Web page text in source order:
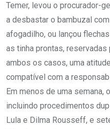
Temer, levou o procurador-
a desbastar o bambuzal
afogadilho, ou lançou
as tinha prontas, reservadas
ambos os casos, uma
compatível com a
Em menos de uma semana,
incluindo procedimentos
Lula e Dilma Rousseff, e